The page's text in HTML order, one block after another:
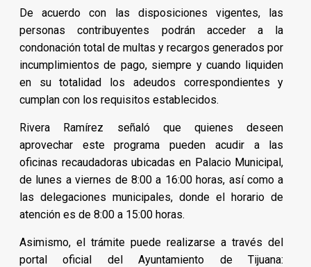
De acuerdo con las disposiciones vigentes, las
personas contribuyentes podrán acceder a la
condonación total de multas y recargos generados por
incumplimientos de pago, siempre y cuando liquiden
en su totalidad los adeudos correspondientes y
cumplan con los requisitos establecidos.
Rivera Ramírez señaló que quienes deseen
aprovechar este programa pueden acudir a las
oficinas recaudadoras ubicadas en Palacio Municipal,
de lunes a viernes de 8:00 a 16:00 horas, así como a
las delegaciones municipales, donde el horario de
atención es de 8:00 a 15:00 horas.
Asimismo, el trámite puede realizarse a través del
portal oficial del Ayuntamiento de Tijuana: